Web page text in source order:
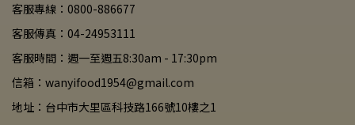
客服專線：0800-886677
客服傳真：04-24953111
客服時間：週一至週五8:30am - 17:30pm
信箱：wanyifood1954@gmail.com
地址：台中市大里區科技路166號10樓之1